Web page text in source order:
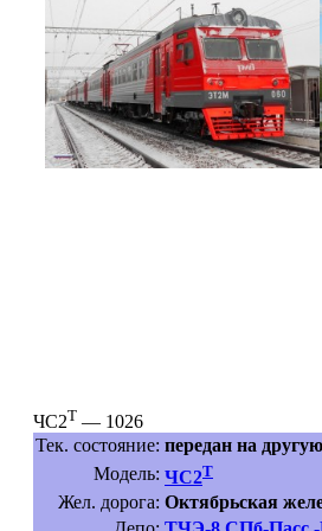
ЧС2Т — 1026
Тек. состояние: передан на
Модель: ЧС2Т
Жел. дорога: Октябрьская